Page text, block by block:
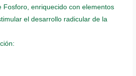
Fosforo, enriquecido con elementos
el desarrollo radicular de la